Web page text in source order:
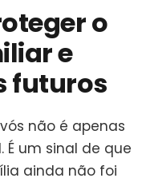
o
e
futuros
não é apenas
um sinal de que
ainda não foi